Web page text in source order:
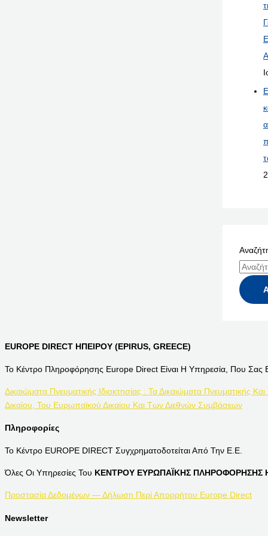
EUROPE DIRECT ΗΠΕΙΡΟΥ (EPIRUS, GREECE)
Το Κέντρο Πληροφόρησης Europe Direct Είναι Η Υπηρεσία, Που Σας
Δικαιώματα Πνευματικής Ιδιοκτησίας : Τα Δικαιώματα Πνευματικής
Δικαίου, Του Ευρωπαϊκού Δικαίου Και Των Διεθνών Συμβάσεων
Πληροφορίες
Το Κέντρο EUROPE DIRECT Συγχρηματοδοτείται Από Την Ε.Ε.
Όλες Οι Υπηρεσίες Του ΚΕΝΤΡΟΥ ΕΥΡΩΠΑΪΚΗΣ ΠΛΗΡΟΦΟΡΗΣΗΣ
Προστασία Δεδομένων — Δήλωση Περί Απορρήτου Europe Direct
Newsletter